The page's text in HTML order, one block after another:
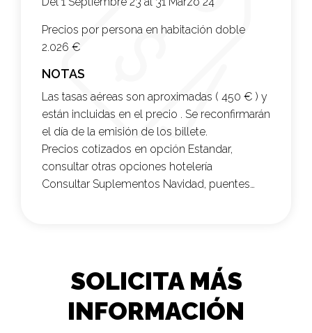
Precios por persona en habitación doble
2.026 €
NOTAS
Las tasas aéreas son aproximadas ( 450 € ) y
están incluidas en el precio . Se reconfirmarán
el día de la emisión de los billete.
Precios cotizados en opción Estandar,
consultar otras opciones hotelería
Consultar Suplementos Navidad, puentes…
SOLICITA MÁS
INFORMACIÓN